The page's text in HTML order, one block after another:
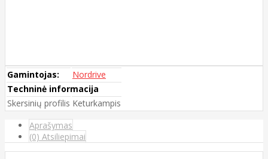
Gamintojas:
Nordrive
Techninė informacija
Skersinių profilis Keturkampis
Aprašymas
(0) Atsiliepimai